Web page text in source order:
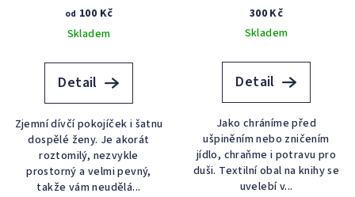
od 100 Kč
Skladem
Detail
Zjemní dívčí pokojíček i šatnu
dospělé ženy. Je akorát
roztomilý, nezvykle
prostorný a velmi pevný,
takže vám neudělá...
300 Kč
Skladem
Detail
Jako chráníme před
ušpiněním nebo zničením
jídlo, chraňme i potravu pro
duši. Textilní obal na knihy se
uvelebí v...